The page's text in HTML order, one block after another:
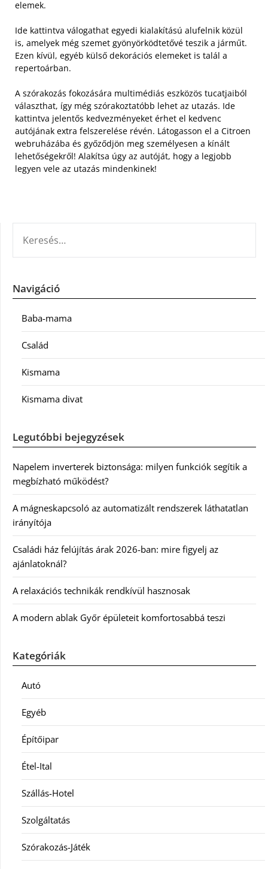
elemek.
Ide kattintva válogathat egyedi kialakítású alufelnik közül
is, amelyek még szemet gyönyörködtetővé teszik a járműt.
Ezen kívül, egyéb külső dekorációs elemeket is talál a
repertoárban.
A szórakozás fokozására multimédiás eszközös tucatjaiból
választhat, így még szórakoztatóbb lehet az utazás. Ide
kattintva jelentős kedvezményeket érhet el kedvenc
autójának extra felszerelése révén. Látogasson el a Citroen
webruházába és győződjön meg személyesen a kínált
lehetőségekről! Alakítsa úgy az autóját, hogy a legjobb
legyen vele az utazás mindenkinek!
Navigáció
Baba-mama
Család
Kismama
Kismama divat
Legutóbbi bejegyzések
Napelem inverterek biztonsága: milyen funkciók segítik a
megbízható működést?
A mágneskapcsoló az automatizált rendszerek láthatatlan
irányítója
Családi ház felújítás árak 2026-ban: mire figyelj az
ajánlatoknál?
A relaxációs technikák rendkívül hasznosak
A modern ablak Győr épületeit komfortosabbá teszi
Kategóriák
Autó
Egyéb
Építőipar
Étel-Ital
Szállás-Hotel
Szolgáltatás
Szórakozás-Játék